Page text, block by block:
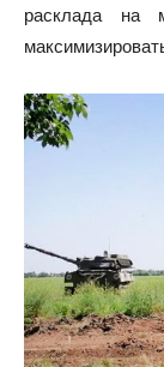
расклада на